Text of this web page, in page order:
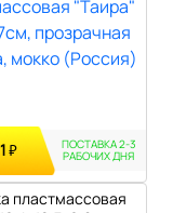
₽ ПОСТАВКА 2-3
РАБОЧИХ ДНЯ
пластмассовая